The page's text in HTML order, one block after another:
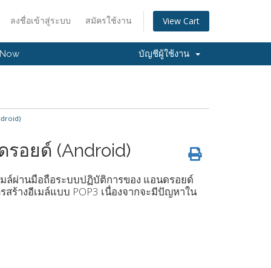
ลงชื่อเข้าสู่ระบบ สมัครใช้งาน View Cart
บัญชีผู้ใช้งาน
อยด์ (Android)
ล์ผ่านมือถือระบบปฏิบัติการของ แอนดรอยด์
ร้างอีเมล์แบบ POP3 เนื่องจากจะมีปัญหาใน